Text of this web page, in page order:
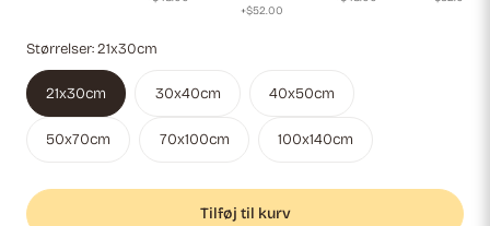
+$52.00
Størrelser:21x30cm
21x30cm 30x40cm 40x50cm
50x70cm 70x100cm 100x140cm
Tilføj til kurv